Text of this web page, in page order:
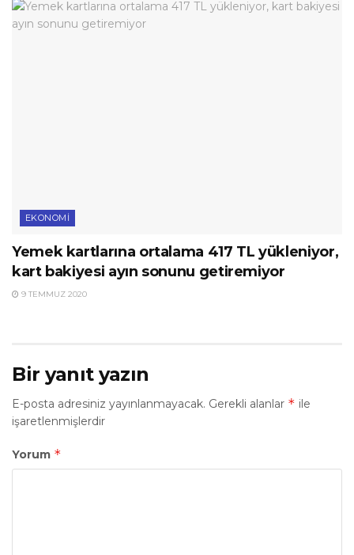
EKONOMI
Yemek kartlarına ortalama 417 TL yükleniyor,
kart bakiyesi ayın sonunu getiremiyor
9 TEMMUZ 2020
Bir yanıt yazın
E-posta adresiniz yayınlanmayacak. Gerekli alanlar * ile
işaretlenmişlerdir
Yorum *